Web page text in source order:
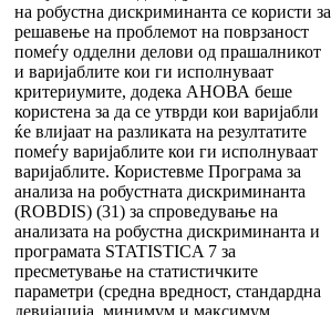
на робустна дискриминанта се користи за
решавење на проблемот на поврзаност
помеѓу одделни делови од прашалникот
и варијаблите кои ги исполнуваат
критериумите, додека АНОВА беше
користена за да се утврди кои варијабли
ќе влијаат на разликата на резултатите
помеѓу варијаблите кои ги исполнуваат
варијаблите. Користевме Програма за
анализа на робустната дискриминанта
(ROBDIS) (31) за спроведување на
анализата на робустна дискриминанта и
програмата STATISTICA 7 за
пресметување на статистичките
параметри (средна вредност, стандардна